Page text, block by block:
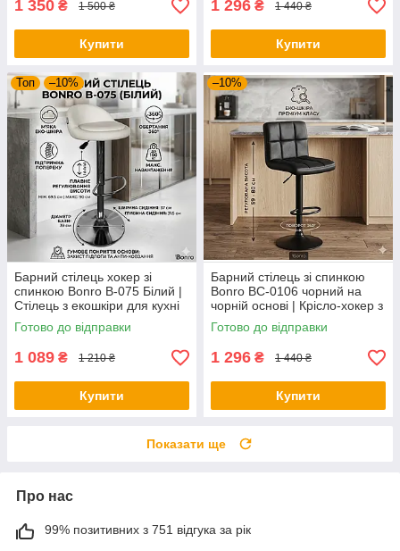
1 350 ₴ 1 500 ₴
Купити
1 296 ₴ 1 440 ₴
Купити
Топ –10%
Барний стілець хокер зі
спинкою Bonro B-075 Білий |
Стілець з екошкіри для кухні
бару кафе (регульований)
Готово до відправки
1 089 ₴ 1 210 ₴
Купити
–10%
Барний стілець зі спинкою
Bonro BC-0106 чорний на
чорній основі | Крісло-хокер з
екошкіри для кухні бару
салону
Готово до відправки
1 296 ₴ 1 440 ₴
Купити
Показати ще
Про нас
99% позитивних з 751 відгука за рік